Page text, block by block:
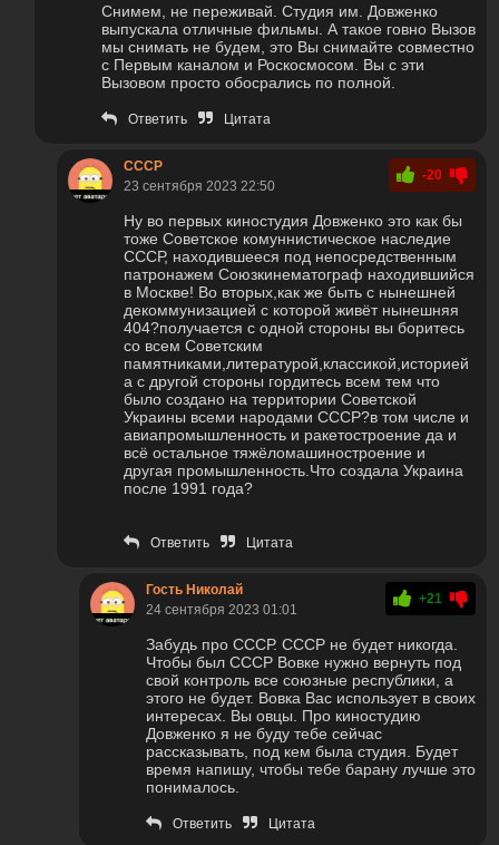
Снимем, не переживай. Студия им. Довженко
выпускала отличные фильмы. А такое говно Вызов
мы снимать не будем, это Вы снимайте совместно
с Первым каналом и Роскосмосом. Вы с эти
Вызовом просто обосрались по полной.
Ответить Цитата
СССР
23 сентября 2023 22:50
-20
Ну во первых киностудия Довженко это как бы
тоже Советское комуннистическое наследие
СССР, находившееся под непосредственным
патронажем Союзкинематограф находившийся
в Москве! Во вторых,как же быть с нынешней
декоммунизацией с которой живёт нынешняя
404?получается с одной стороны вы боритесь
со всем Советским
памятниками,литературой,классикой,историей
а с другой стороны гордитесь всем тем что
было создано на территории Советской
Украины всеми народами СССР?в том числе и
авиапромышленность и ракетостроение да и
всё остальное тяжёломашиностроение и
другая промышленность.Что создала Украина
после 1991 года?
Ответить Цитата
Гость Николай
24 сентября 2023 01:01
+21
Забудь про СССР. СССР не будет никогда.
Чтобы был СССР Вовке нужно вернуть под
свой контроль все союзные республики, а
этого не будет. Вовка Вас использует в своих
интересах. Вы овцы. Про киностудию
Довженко я не буду тебе сейчас
рассказывать, под кем была студия. Будет
время напишу, чтобы тебе барану лучше это
понималось.
Ответить Цитата